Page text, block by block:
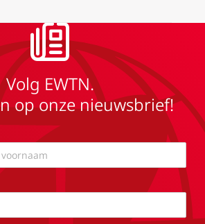
Volg EWTN.
op onze nieuwsbrief!